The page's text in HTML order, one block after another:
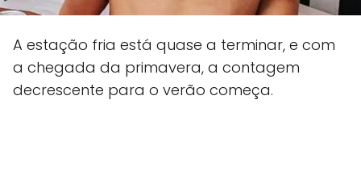
A estação fria está quase a terminar, e com
a chegada da primavera, a contagem
decrescente para o verão começa.